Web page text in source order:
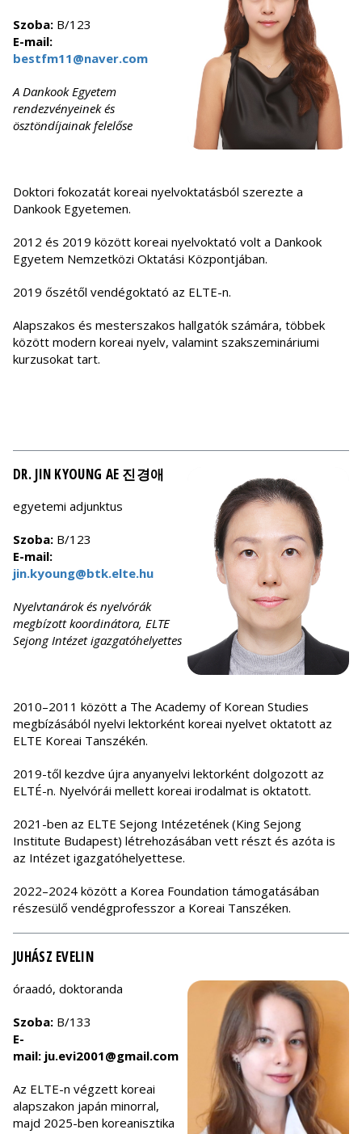
Szoba: B/123
E-mail:
bestfm11@naver.com
A Dankook Egyetem
rendezvényeinek és
ösztöndíjainak felelőse
Doktori fokozatát koreai nyelvoktatásból szerezte a
Dankook Egyetemen.
2012 és 2019 között koreai nyelvoktató volt a Dankook
Egyetem Nemzetközi Oktatási Központjában.
2019 őszétől vendégoktató az ELTE-n.
Alapszakos és mesterszakos hallgatók számára, többek
között modern koreai nyelv, valamint szakszemináriumi
kurzusokat tart.
DR. JIN KYOUNG AE 진경애
egyetemi adjunktus
Szoba: B/123
E-mail:
jin.kyoung@btk.elte.hu
Nyelvtanárok és nyelvórák
megbízott koordinátora, ELTE
Sejong Intézet igazgatóhelyettes
2010–2011 között a The Academy of Korean Studies
megbízásából nyelvi lektorként koreai nyelvet oktatott az
ELTE Koreai Tanszékén.
2019-től kezdve újra anyanyelvi lektorként dolgozott az
ELTÉ-n. Nyelvórái mellett koreai irodalmat is oktatott.
2021-ben az ELTE Sejong Intézetének (King Sejong
Institute Budapest) létrehozásában vett részt és azóta is
az Intézet igazgatóhelyettese.
2022–2024 között a Korea Foundation támogatásában
részesülő vendégprofesszor a Koreai Tanszéken.
JUHÁSZ EVELIN
óraadó, doktoranda
Szoba: B/133
E-
mail: ju.evi2001@gmail.com
Az ELTE-n végzett koreai
alapszakon japán minorral,
majd 2025-ben koreanisztika